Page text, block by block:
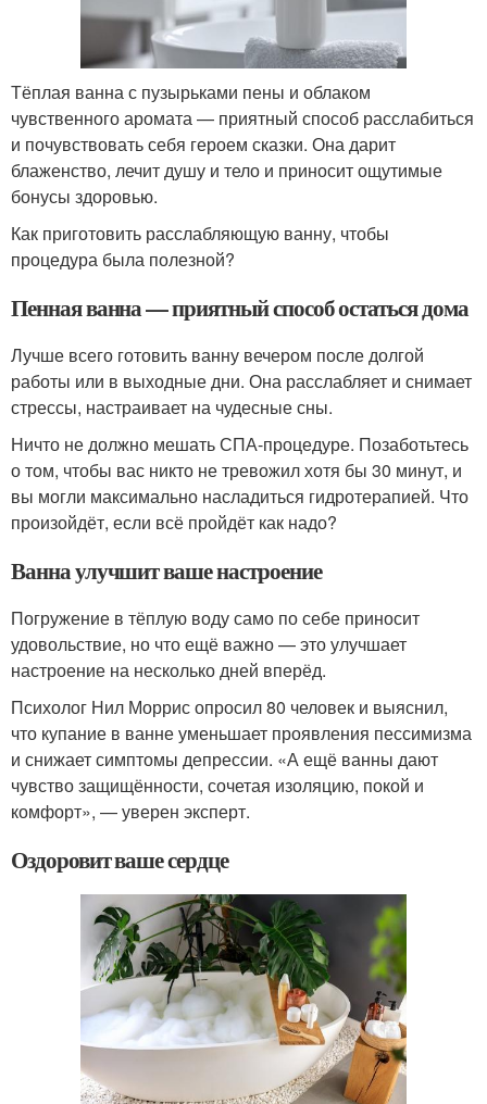
Тёплая ванна с пузырьками пены и облаком
чувственного аромата — приятный способ расслабиться
и почувствовать себя героем сказки. Она дарит
блаженство, лечит душу и тело и приносит ощутимые
бонусы здоровью.
Как приготовить расслабляющую ванну, чтобы
процедура была полезной?
Пенная ванна — приятный способ остаться дома
Лучше всего готовить ванну вечером после долгой
работы или в выходные дни. Она расслабляет и снимает
стрессы, настраивает на чудесные сны.
Ничто не должно мешать СПА-процедуре. Позаботьтесь
о том, чтобы вас никто не тревожил хотя бы 30 минут, и
вы могли максимально насладиться гидротерапией. Что
произойдёт, если всё пройдёт как надо?
Ванна улучшит ваше настроение
Погружение в тёплую воду само по себе приносит
удовольствие, но что ещё важно — это улучшает
настроение на несколько дней вперёд.
Психолог Нил Моррис опросил 80 человек и выяснил,
что купание в ванне уменьшает проявления пессимизма
и снижает симптомы депрессии. «А ещё ванны дают
чувство защищённости, сочетая изоляцию, покой и
комфорт», — уверен эксперт.
Оздоровит ваше сердце